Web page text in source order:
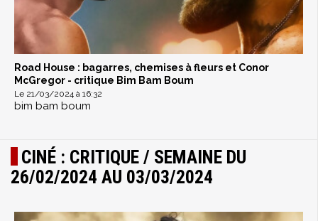
Road House : bagarres, chemises à fleurs et Conor
McGregor - critique Bim Bam Boum
Le 21/03/2024 à 16:32
bim bam boum
CINÉ : CRITIQUE / SEMAINE DU
26/02/2024 AU 03/03/2024